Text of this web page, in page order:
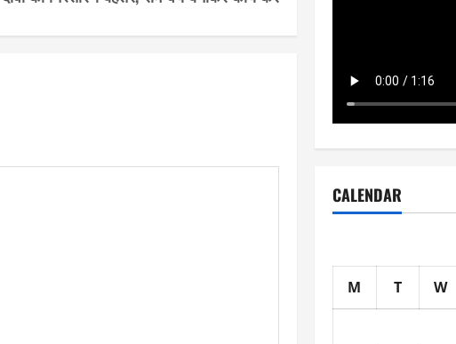
CALENDAR
M T W